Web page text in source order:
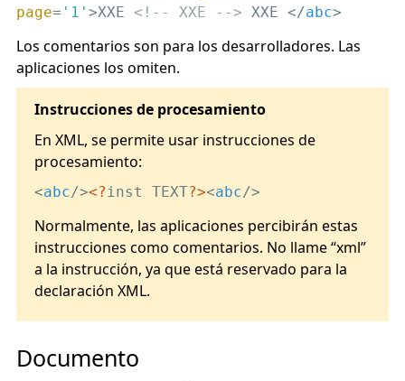
page= '1' >XXE <!-- XXE --> XXE </abc>
Los comentarios son para los desarrolladores. Las
aplicaciones los omiten.
Instrucciones de procesamiento
En XML, se permite usar instrucciones de
procesamiento:
<abc/><?inst TEXT?><abc/>
Normalmente, las aplicaciones percibirán estas
instrucciones como comentarios. No llame“xml”
a la instrucción, ya que está reservado para la
declaración XML.
Documento